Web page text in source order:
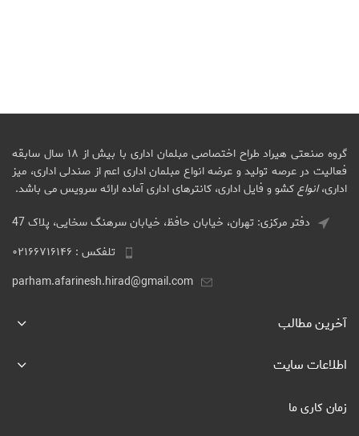
گروه صنعتی هیراد طراح اختصاصی مبلمان اداری با بیش از ۱۸ سال سابقه
فعالیت در عرصه تولید و عرضه انواع مبلمان اداری اعم از صندلی اداری، میز
اداری،انواعکشو و فایل اداری، کانترهای اداری آماده ارائه سرویس می باشد.
دفتر مرکزی: تهران، خیابان حافظ، خیابان سرهنگ سخایی، پلاک 47
تلفکس : ۰۲۱۶۶۷۱۶۱۴۶
parham.afarinesh.hirad@gmail.com
آخرین مطالب
اطلاعات سایت
زمان کاری ما